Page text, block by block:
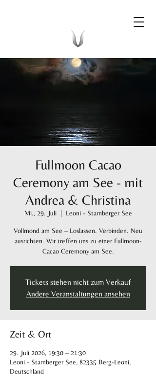
Fullmoon Cacao
Ceremony am See - mit
Andrea & Christina
Mi., 29. Juli
  |
Leoni - Starnberger See
Vollmond am See – Loslassen. Verbinden. Neu
ausrichten. Wir treffen uns zu einer Fullmoon-
Cacao Ceremony am See.
Tickets stehen nicht zum Verkauf
Andere Veranstaltungen ansehen
Zeit & Ort
29. Juli 2026, 19:30 – 21:30
Leoni - Starnberger See, 82335 Berg-Leoni,
Deutschland